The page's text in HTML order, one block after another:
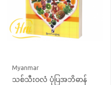
Myanmar
သစ်သီးဝလံ ပုံပြအဘိဓာန်